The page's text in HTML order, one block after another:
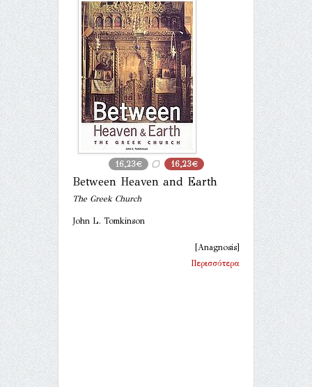
16,23€ 16,23€
Between Heaven and Earth
The Greek Church
John L. Tomkinson
[Anagnosis]
Περισσότερα